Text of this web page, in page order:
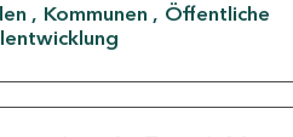
Kommunen
Öffentliche